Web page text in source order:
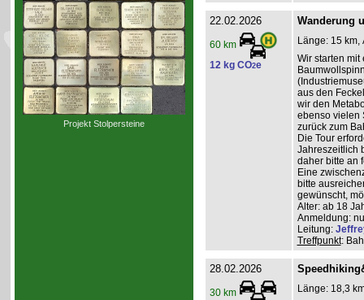
Projekt Stolpersteine
22.02.2026
60 km
12 kg CO2e
Wanderung
Länge: 15 km,
Wir starten
aus den
wir den
ebenso vielen
zurück zum
Die Tour
Jahreszeitlich
daher bitte an
Eine
bitte
gewünscht,
Alter: ab 18
Anmeldung:
Leitung:
Treffpunkt:
28.02.2026
30 km
Länge: 18,3